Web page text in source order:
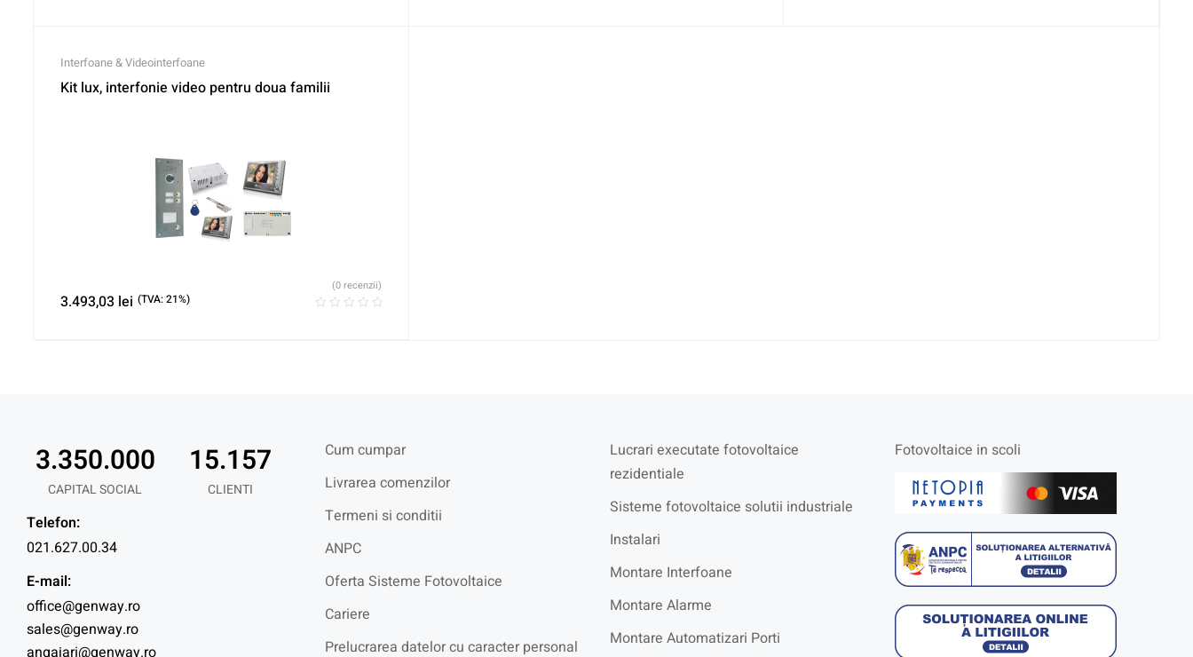
Interfoane & Videointerfoane
Kit lux, interfonie video pentru doua familii
3.493,03 lei (TVA: 21%)
(0 recenzii)
CAPITAL SOCIAL
3.350.000
CLIENTI
15.157
Telefon:
021.627.00.34
E-mail:
office@genway.ro
sales@genway.ro
Cum cumpar
Livrarea comenzilor
Termeni si conditii
ANPC
Oferta Sisteme Fotovoltaice
Cariere
Prelucrarea datelor cu caracter personal
Lucrari executate fotovoltaice
rezidentiale
Sisteme fotovoltaice solutii industriale
Instalari
Montare Interfoane
Montare Alarme
Montare Automatizari Porti
Fotovoltaice in scoli